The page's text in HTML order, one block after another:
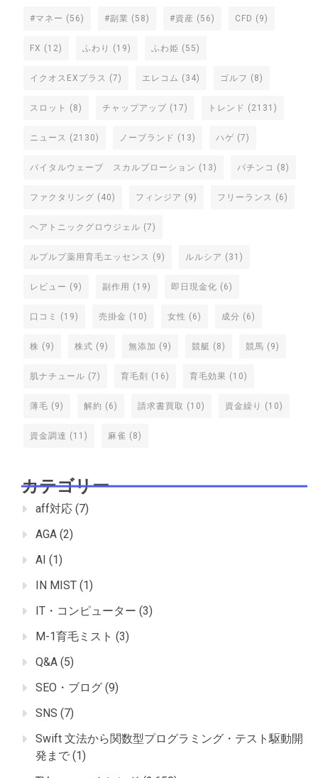
#マネー (56) #副業 (58) #資産 (56) CFD (9)
FX (12) ふわり (19) ふわ姫 (55)
イクオスEXプラス (7) エレコム (34) ゴルフ (8)
スロット (8) チャップアップ (17) トレンド (2131)
ニュース (2130) ノーブランド (13) ハゲ (7)
バイタルウェーブ スカルプローション (13) パチンコ (8)
ファクタリング (40) フィンジア (9) フリーランス (6)
ヘアトニックグロウジェル (7)
ルプルプ薬用育毛エッセンス (9) ルルシア (31)
レビュー (9) 副作用 (19) 即日現金化 (6)
口コミ (19) 売掛金 (10) 女性 (6) 成分 (6)
株 (9) 株式 (9) 無添加 (9) 競艇 (8) 競馬 (9)
肌ナチュール (7) 育毛剤 (16) 育毛効果 (10)
薄毛 (9) 解約 (6) 請求書買取 (10) 資金繰り (10)
資金調達 (11) 麻雀 (8)
カテゴリー
aff対応 (7)
AGA (2)
AI (1)
IN MIST (1)
IT・コンピューター (3)
M-1育毛ミスト (3)
Q&A (5)
SEO・ブログ (9)
SNS (7)
Swift 文法から関数型プログラミング・テスト駆動開
発まで (1)